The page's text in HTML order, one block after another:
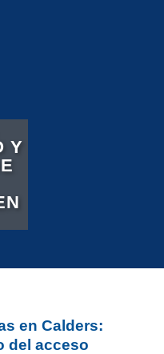
Y
en Calders:
del acceso